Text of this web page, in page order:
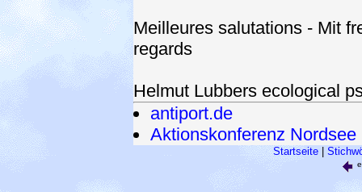
Meilleures salutations - Mit
regards
Helmut Lubbers ecological
antiport.de
Aktionskonferenz Nordsee
Startseite|